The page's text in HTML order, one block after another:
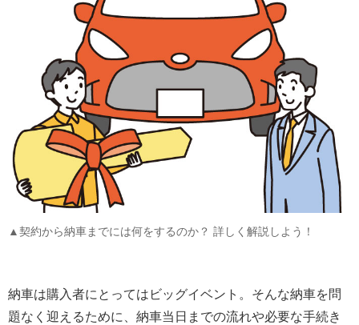
▲契約から納車までには何をするのか？ 詳しく解説しよう！
納車は購入者にとってはビッグイベント。そんな納車を問
題なく迎えるために、納車当日までの流れや必要な手続き